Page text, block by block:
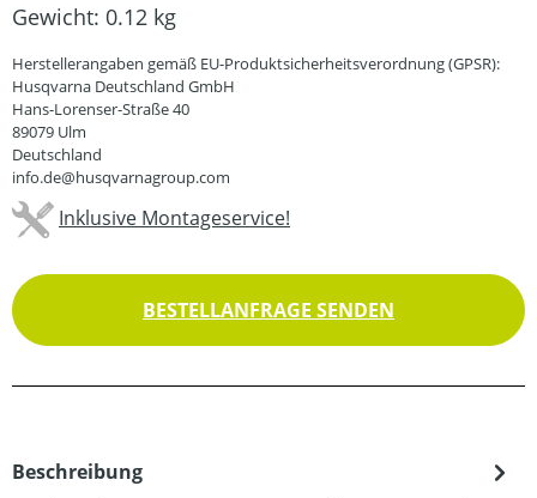
Gewicht: 0.12 kg
Herstellerangaben gemäß EU-Produktsicherheitsverordnung (GPSR):
Husqvarna Deutschland GmbH
Hans-Lorenser-Straße 40
89079 Ulm
Deutschland
info.de@husqvarnagroup.com
Inklusive Montageservice!
BESTELLANFRAGE SENDEN
Beschreibung